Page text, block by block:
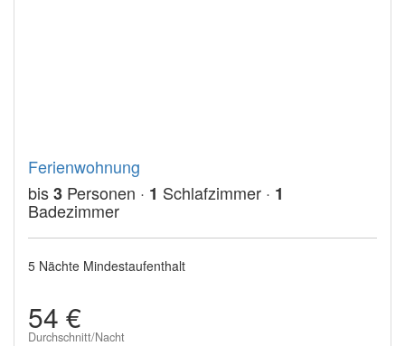
Ferienwohnung
bis3 Personen · 1 Schlafzimmer · 1
Badezimmer
5 Nächte Mindestaufenthalt
54 €
Durchschnitt/Nacht